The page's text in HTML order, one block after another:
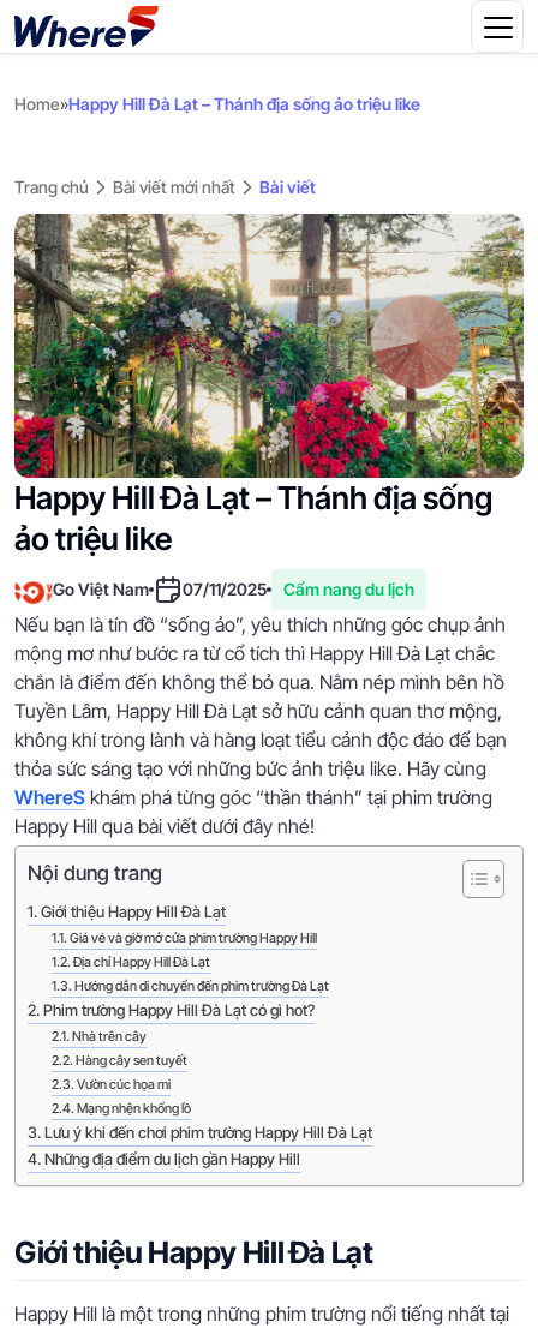
Home»Happy Hill Đà Lạt – Thánh địa sống ảo triệu like
Trang chủ Bài viết mới nhất Bài viết
Happy Hill Đà Lạt – Thánh địa sống
ảo triệu like
Go Việt Nam 07/11/2025 Cẩm nang du lịch
Nếu bạn là tín đồ “sống ảo”, yêu thích những góc chụp ảnh
mộng mơ như bước ra từ cổ tích thì Happy Hill Đà Lạt chắc
chắn là điểm đến không thể bỏ qua. Nằm nép mình bên hồ
Tuyền Lâm, Happy Hill Đà Lạt sở hữu cảnh quan thơ mộng,
không khí trong lành và hàng loạt tiểu cảnh độc đáo để bạn
thỏa sức sáng tạo với những bức ảnh triệu like. Hãy cùng
WhereS khám phá từng góc “thần thánh” tại phim trường
Happy Hill qua bài viết dưới đây nhé!
Nội dung trang
Giới thiệu Happy Hill Đà Lạt
Giá vé và giờ mở cửa phim trường Happy Hill
Địa chỉ Happy Hill Đà Lạt
Hướng dẫn di chuyển đến phim trường Đà Lạt
Phim trường Happy Hill Đà Lạt có gì hot?
Nhà trên cây
Hàng cây sen tuyết
Vườn cúc họa mi
Mạng nhện khổng lồ
Lưu ý khi đến chơi phim trường Happy Hill Đà Lạt
Những địa điểm du lịch gần Happy Hill
Giới thiệu Happy Hill Đà Lạt
Happy Hill là một trong những phim trường nổi tiếng nhất tại